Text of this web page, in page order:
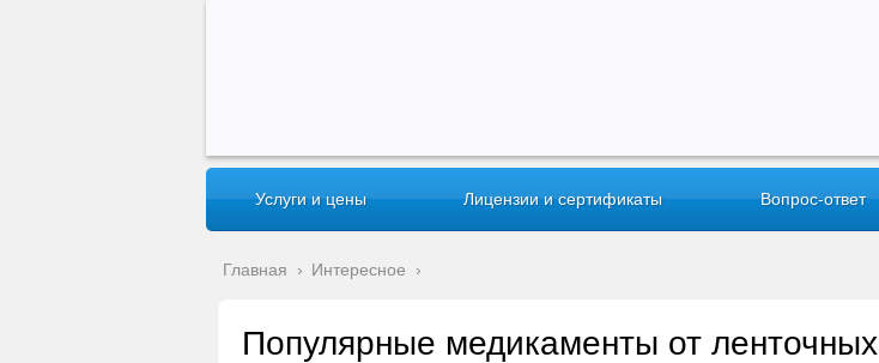
Услуги и цены Лицензии и сертификаты Вопрос-ответ
Главная › Интересное ›
Популярные медикаменты от ленточных